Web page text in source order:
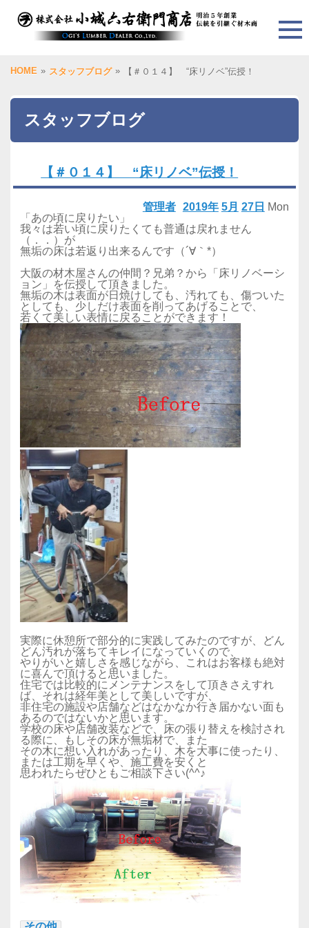
HOME » スタッフブログ » 【＃０１４】 “床リノベ”伝授！
スタッフブログ
【＃０１４】 “床リノベ”伝授！
2019年 5月 27日 Mon
管理者
「あの頃に戻りたい」
我々は若い頃に戻りたくても普通は戻れません
（．．）が
無垢の床は若返り出来るんです（´∀｀*）
大阪の材木屋さんの仲間？兄弟？から「床リノベーシ
ョン」を伝授して頂きました。
無垢の木は表面が日焼けしても、汚れても、傷ついた
としても、少しだけ表面を削ってあげることで、
若くて美しい表情に戻ることができます！
実際に休憩所で部分的に実践してみたのですが、どん
どん汚れが落ちてキレイになっていくので、
やりがいと嬉しさを感じながら、これはお客様も絶対
に喜んで頂けると思いました。
住宅では比較的にメンテナンスをして頂きさえすれ
ば、それは経年美として美しいですが、
非住宅の施設や店舗などはなかなか行き届かない面も
あるのではないかと思います。
学校の床や店舗改装などで、床の張り替えを検討され
る際に、もしその床が無垢材で、また
その木に想い入れがあったり、木を大事に使ったり、
または工期を早くや、施工費を安くと
思われたらぜひともご相談下さい(^^♪